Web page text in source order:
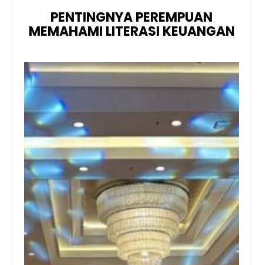
PENTINGNYA PEREMPUAN
MEMAHAMI LITERASI KEUANGAN